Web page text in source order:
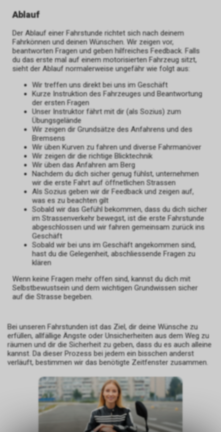
Ablauf
Der Ablauf einer Fahrstunde richtet sich nach deinem
Fahrkönnen und deinen Wünschen. Wir zeigen vor,
beantworten Fragen und geben hilfreiches Feedback. Falls
du das erste mal auf einem motorisierten Fahrzeug sitzt,
sieht der Ablauf normalerweise ungefähr wie folgt aus:
Wir treffen uns direkt bei uns im Geschäft
Kurze Instruktion des Fahrzeuges und Beantwortung
der ersten Fragen
Unser Instruktor fährt mit dir (als Sozius) zum
Übungsgelände
Wir zeigen dir Grundsätze des Anfahrens und des
Bremsens
Wir üben Kurven zu fahren und diverse Fahrmanöver
Wir zeigen dir die richtige Blicktechnik
Wir üben das Anfahren am Berg
Nachdem du dich sicher genug fühlst, unternehmen
wir die erste Fahrt auf öffnetlichen Strassen
Als Sozius geben wir dir Feedback und zeigen auf,
was es zu beachten gilt
Sobald wir das Gefühl bekommen, dass du dich sicher
im Strassenverkehr bewegst, ist die erste Fahrstunde
abgeschlossen und wir fahren gemeinsam zurück ins
Geschäft
Sobald wir bei uns im Geschäft angekommen sind,
hast du die Gelegenheit, abschliessende Fragen zu
klären
Wenn keine Fragen mehr offen sind, kannst du dich mit
Selbstbewustsein und dem wichtigen Grundwissen sicher
auf die Strasse begeben.
Bei unseren Fahrstunden ist das Ziel, dir deine Wünsche zu
erfüllen, allfällige Ängste oder Unsicherheiten aus dem Weg zu
räumen und dir die Sicherheit zu geben, dass du es auch alleine
kannst. Da dieser Prozess bei jedem ein bisschen anderst
verläuft, bestimmen wir das benötigte Zeitfenster zusammen.